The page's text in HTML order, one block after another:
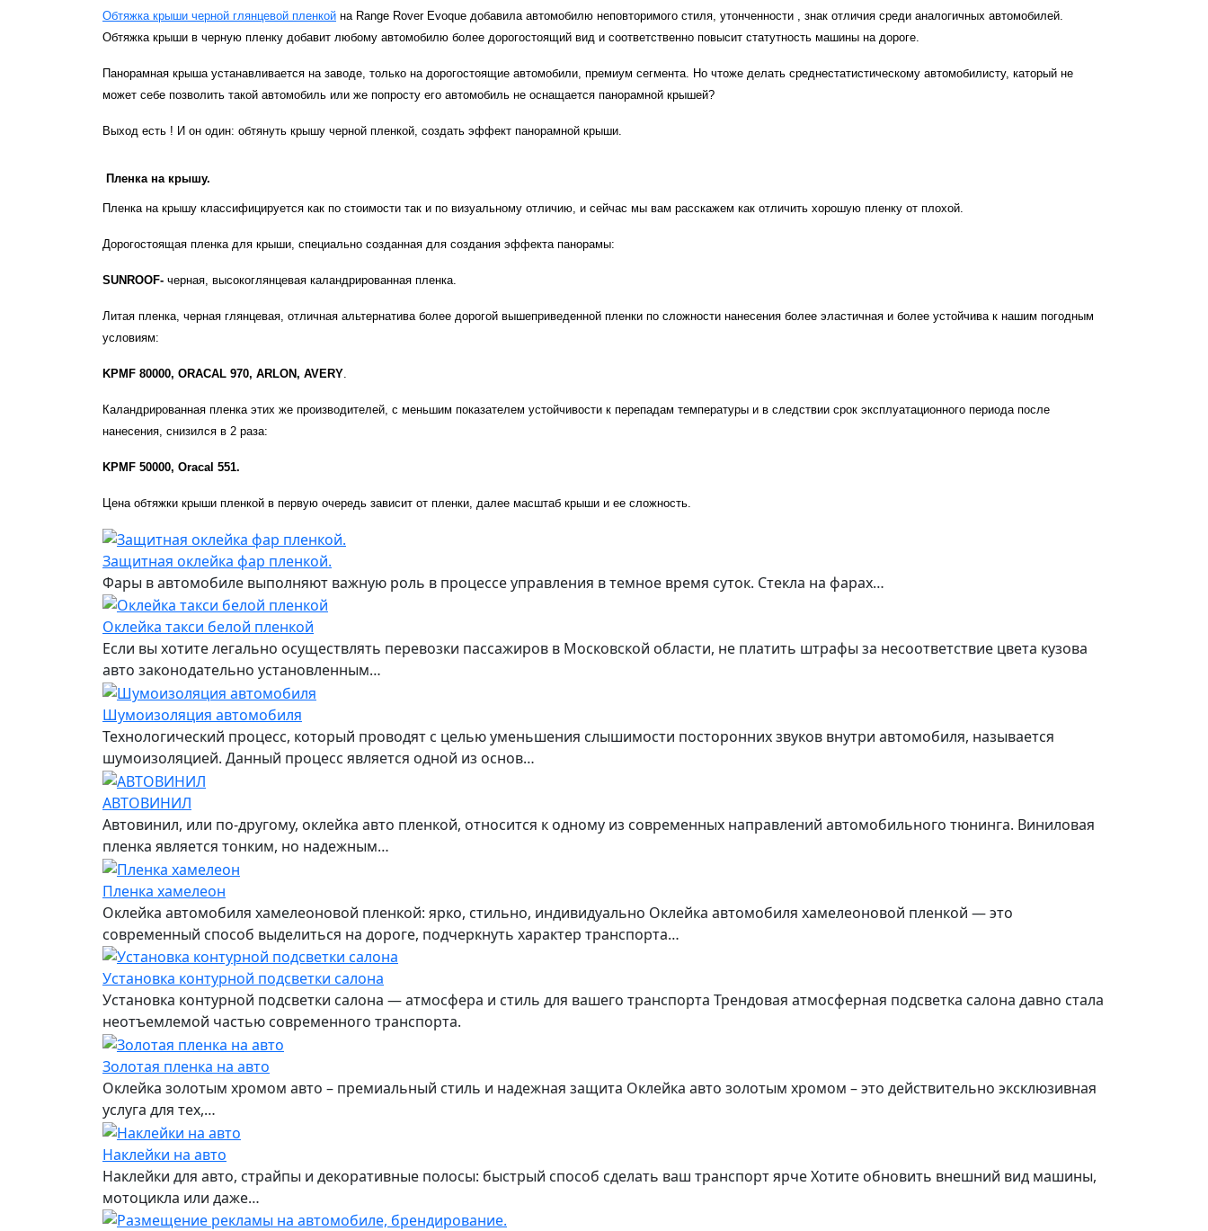
Обтяжка крыши черной глянцевой пленкой на Range Rover Evoque добавила автомобилю неповторимого стиля, утонченности , знак отличия среди аналогичных автомобилей.
Обтяжка крыши в черную пленку добавит любому автомобилю более дорогостоящий вид и соответственно повысит статутность машины на дороге.
Панорамная крыша устанавливается на заводе, только на дорогостоящие автомобили, премиум сегмента. Но чтоже делать среднестатистическому автомобилисту, каторый не
может себе позволить такой автомобиль или же попросту его автомобиль не оснащается панорамной крышей?
Выход есть ! И он один: обтянуть крышу черной пленкой, создать эффект панорамной крыши.
Пленка на крышу.
Пленка на крышу классифицируется как по стоимости так и по визуальному отличию, и сейчас мы вам расскажем как отличить хорошую пленку от плохой.
Дорогостоящая пленка для крыши, специально созданная для создания эффекта панорамы:
SUNROOF- черная, высокоглянцевая каландрированная пленка.
Литая пленка, черная глянцевая, отличная альтернатива более дорогой вышеприведенной пленки по сложности нанесения более эластичная и более устойчива к нашим погодным
условиям:
KPMF 80000, ORACAL 970, ARLON, AVERY.
Каландрированная пленка этих же производителей, с меньшим показателем устойчивости к перепадам температуры и в следствии срок эксплуатационного периода после
нанесения, снизился в 2 раза:
KPMF 50000, Oracal 551.
Цена обтяжки крыши пленкой в первую очередь зависит от пленки, далее масштаб крыши и ее сложность.
Защитная оклейка фар пленкой.
Фары в автомобиле выполняют важную роль в процессе управления в темное время суток. Стекла на фарах…
Оклейка такси белой пленкой
Если вы хотите легально осуществлять перевозки пассажиров в Московской области, не платить штрафы за несоответствие цвета кузова
авто законодательно установленным…
Шумоизоляция автомобиля
Технологический процесс, который проводят с целью уменьшения слышимости посторонних звуков внутри автомобиля, называется
шумоизоляцией. Данный процесс является одной из основ…
АВТОВИНИЛ
Автовинил, или по-другому, оклейка авто пленкой, относится к одному из современных направлений автомобильного тюнинга. Виниловая
пленка является тонким, но надежным…
Пленка хамелеон
Оклейка автомобиля хамелеоновой пленкой: ярко, стильно, индивидуально Оклейка автомобиля хамелеоновой пленкой — это
современный способ выделиться на дороге, подчеркнуть характер транспорта…
Установка контурной подсветки салона
Установка контурной подсветки салона — атмосфера и стиль для вашего транспорта Трендовая атмосферная подсветка салона давно стала
неотъемлемой частью современного транспорта.
Золотая пленка на авто
Оклейка золотым хромом авто – премиальный стиль и надежная защита Оклейка авто золотым хромом – это действительно эксклюзивная
услуга для тех,…
Наклейки на авто
Наклейки для авто, страйпы и декоративные полосы: быстрый способ сделать ваш транспорт ярче Хотите обновить внешний вид машины,
мотоцикла или даже…